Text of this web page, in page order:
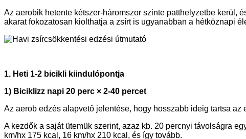
Az aerobik hetente kétszer-háromszor szinte patthelyzetbe kerül,
akarat fokozatosan kiolthatja a zsírt is ugyanabban a hétköznapi
1. Heti 1-2 bicikli kiindulópontja
1) Biciklizz napi 20 perc × 2-40 percet
Az aerob edzés alapvető jelentése, hogy hosszabb ideig tartsa
A kezdők a saját ütemük szerint, azaz kb. 20 percnyi távolságra
km/hx 175 kcal, 16 km/hx 210 kcal, és így tovább.